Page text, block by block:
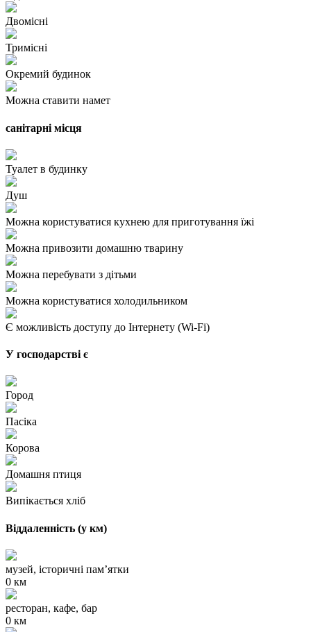
Двомісні
Тримісні
Окремий будинок
Можна ставити намет
санітарні місця
Туалет в будинку
Душ
Можна користуватися кухнею для приготування їжі
Можна привозити домашню тварину
Можна перебувати з дітьми
Можна користуватися холодильником
Є можливість доступу до Інтернету (Wi-Fi)
У господарстві є
Город
Пасіка
Корова
Домашня птиця
Випікається хліб
Віддаленність (у км)
музей, історичні пам’ятки
0 км
ресторан, кафе, бар
0 км